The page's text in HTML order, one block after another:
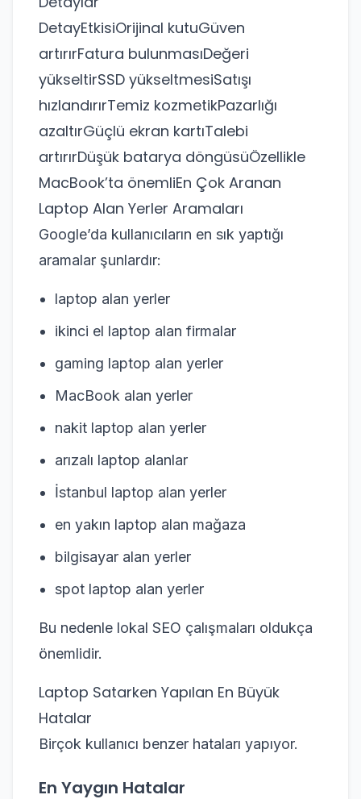
DetayEtkisiOrijinal kutuGüven
artırırFatura bulunmasıDeğeri
yükseltirSSD yükseltmesiSatışı
hızlandırırTemiz kozmetikPazarlığı
azaltırGüçlü ekran kartıTalebi
artırırDüşük batarya döngüsüÖzellikle
MacBook’ta önemliEn Çok Aranan
Laptop Alan Yerler Aramaları
Google’da kullanıcıların en sık yaptığı
aramalar şunlardır:
laptop alan yerler
ikinci el laptop alan firmalar
gaming laptop alan yerler
MacBook alan yerler
nakit laptop alan yerler
arızalı laptop alanlar
İstanbul laptop alan yerler
en yakın laptop alan mağaza
bilgisayar alan yerler
spot laptop alan yerler
Bu nedenle lokal SEO çalışmaları oldukça
önemlidir.
Laptop Satarken Yapılan En Büyük
Hatalar
Birçok kullanıcı benzer hataları yapıyor.
En Yaygın Hatalar